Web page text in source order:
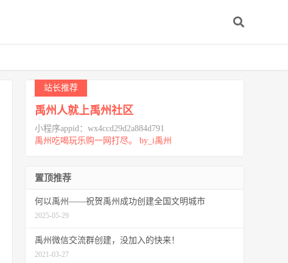
站长推荐
禹州人就上禹州社区
小程序appid：wx4ccd29d2a884d791
禹州吃喝玩乐购一网打尽。 by_i禹州
置顶推荐
何以禹州——祝贺禹州成功创建全国文明城市
2025-05-29
禹州微信交流群创建，没加入的快来！
2021-03-27